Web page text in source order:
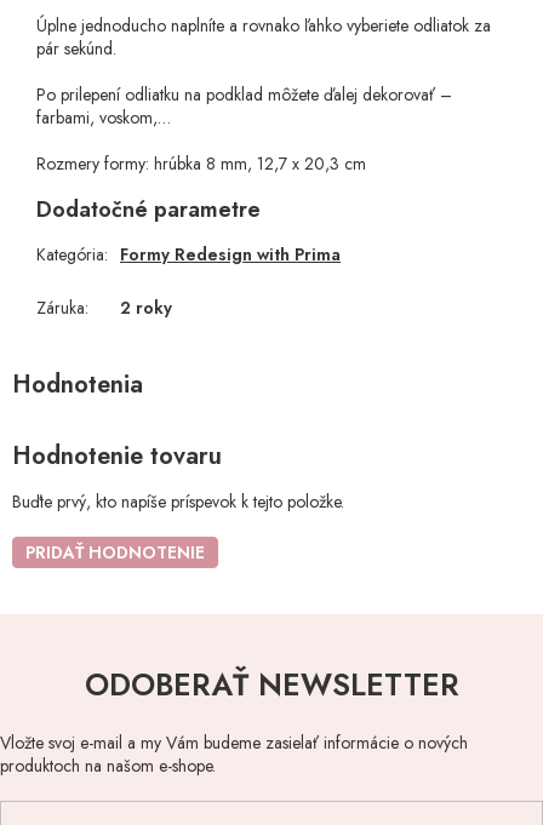
Úplne jednoducho naplníte a rovnako ľahko vyberiete odliatok za
pár sekúnd.
Po prilepení odliatku na podklad môžete ďalej dekorovať –
farbami, voskom,…
Rozmery formy: hrúbka 8 mm, 12,7 x 20,3 cm
Dodatočné parametre
Kategória: Formy Redesign with Prima
Záruka: 2 roky
Hodnotenie tovaru
Buďte prvý, kto napíše príspevok k tejto položke.
PRIDAŤ HODNOTENIE
ODOBERAŤ NEWSLETTER
Vložte svoj e-mail a my Vám budeme zasielať informácie o nových
produktoch na našom e-shope.